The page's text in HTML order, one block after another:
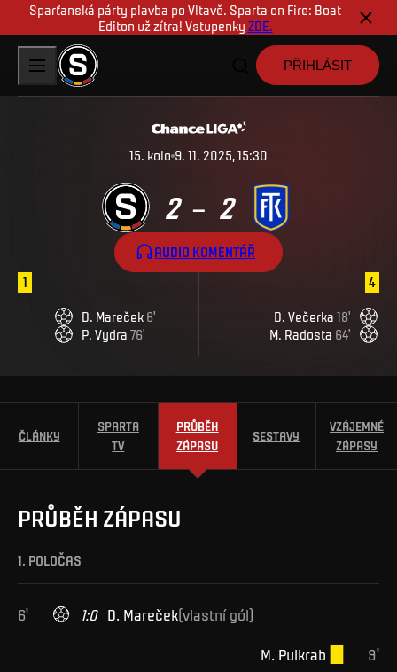
Sparťanská párty plavba po Vltavě. Sparta on Fire: Boat
Editon už zítra! Vstupenky ZDE.
PŘIHLÁSIT
15. kolo 9. 11. 2025, 15:30
2 – 2
AUDIO KOMENTÁŘ
1
D Mareček 6'
P Vydra 76'
4
D Večerka 18'
M Radosta 64'
ČLÁNKY
SPARTA
TV
PRŮBĚH
ZÁPASU
SESTAVY
VZÁJEMNÉ
ZÁPASY
PRŮBĚH ZÁPASU
1. POLOČAS
6' 1:0 D Mareček(vlastní gól)
9'
M Pulkrab